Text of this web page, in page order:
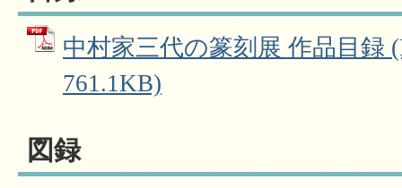
中村家三代の篆刻展 作品目録
761.1KB)
図録